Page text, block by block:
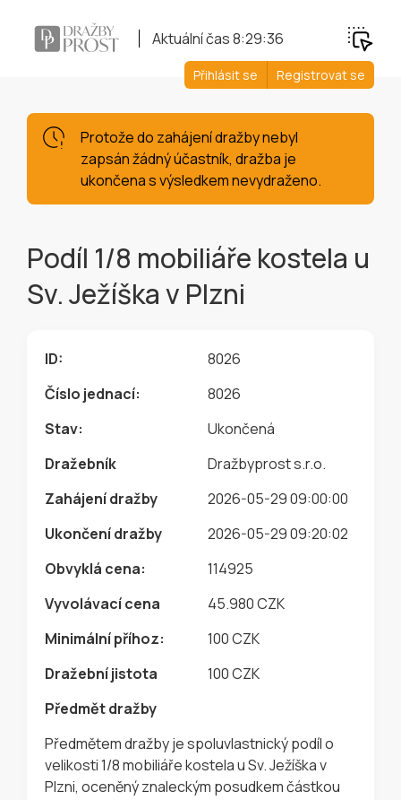
Aktuální čas8:29:37
Přihlásit se Registrovat se
Protože do zahájení dražby nebyl
zapsán žádný účastník, dražba je
ukončena s výsledkem nevydraženo.
Podíl 1/8 mobiliáře kostela u
Sv. Ježíška v Plzni
ID:
8026
Číslo jednací:
8026
Stav:
Ukončená
Dražebník
Dražbyprost s.r.o.
Zahájení dražby
2026-05-29 09:00:00
Ukončení dražby
2026-05-29 09:20:02
Obvyklá cena:
114925
Vyvolávací cena
45.980 CZK
Minimální příhoz:
100 CZK
Dražební jistota
100 CZK
Předmět dražby
Předmětem dražby je spoluvlastnický podíl o
velikosti 1/8 mobiliáře kostela u Sv. Ježíška v
Plzni, oceněný znaleckým posudkem částkou